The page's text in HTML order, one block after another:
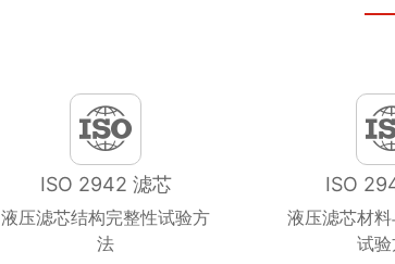
ISO 2942 滤芯
液压滤芯结构完整性试验方
法
ISO
液压滤芯材
试